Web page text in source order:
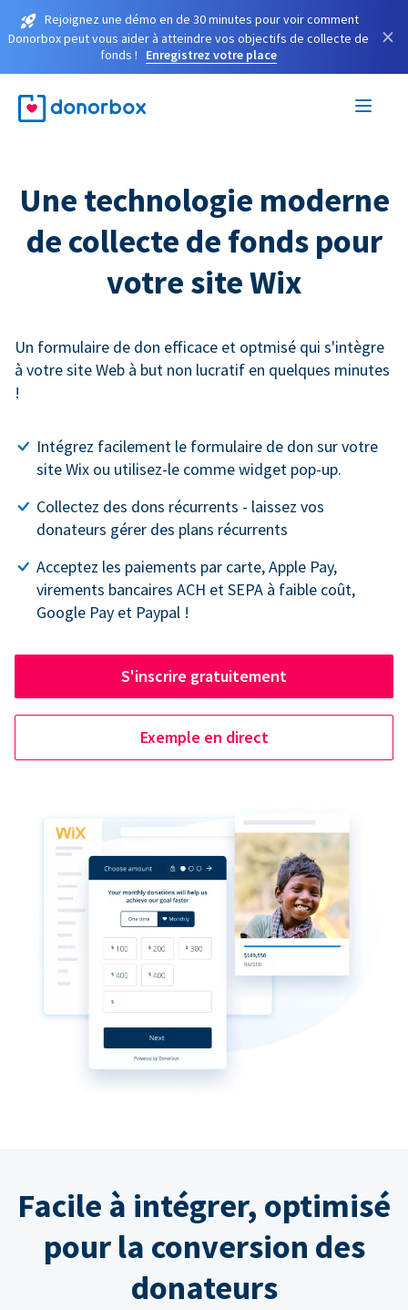
Rejoignez une démo en de 30 minutes pour voir comment
Donorbox peut vous aider à atteindre vos objectifs de collecte de
fonds !
Enregistrez votre place
×
Une technologie moderne
de collecte de fonds pour
votre site Wix
Un formulaire de don efficace et optmisé qui s'intègre
à votre site Web à but non lucratif en quelques minutes
!
Intégrez facilement le formulaire de don sur votre
site Wix ou utilisez-le comme widget pop-up.
Collectez des dons récurrents - laissez vos
donateurs gérer des plans récurrents
Acceptez les paiements par carte, Apple Pay,
virements bancaires ACH et SEPA à faible coût,
Google Pay et Paypal !
S'inscrire gratuitement
Exemple en direct
Facile à intégrer, optimisé
pour la conversion des
donateurs